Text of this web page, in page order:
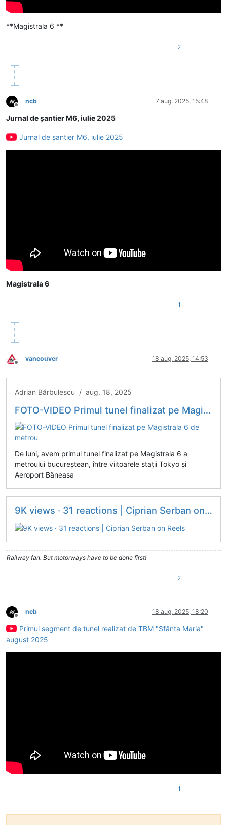
**Magistrala 6 **
2
Deconectat
ncb 7 aug. 2025, 15:48
Jurnal de șantier M6, iulie 2025
Jurnal de șantier M6, iulie 2025
Magistrala 6
1
Deconectat
vancouver 18 aug. 2025, 14:53
Adrian Bărbulescu / aug. 18, 2025
FOTO-VIDEO Primul tunel finalizat pe Magistrala 6 de metrou
De luni, avem primul tunel finalizat pe Magistrala 6 a
metroului bucureștean, între viitoarele stații Tokyo și
Aeroport Băneasa
9K views · 31 reactions | Ciprian Serban on Reels
Railway fan. But motorways have to be done first!
2
Deconectat
ncb 18 aug. 2025, 18:20
Primul segment de tunel realizat de TBM "Sfânta Maria"
august 2025
1